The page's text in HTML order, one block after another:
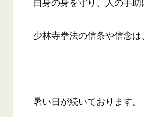
自身の身を守り、人の手助
少林寺拳法の信条や信念は
暑い日が続いております。